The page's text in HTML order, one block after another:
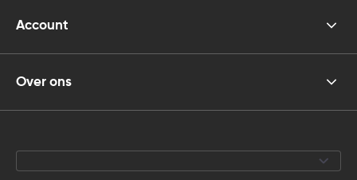
Account
Over ons